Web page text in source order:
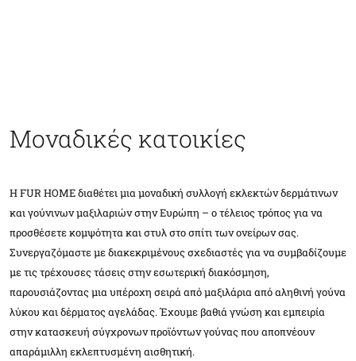
Μοναδικές κατοικίες
Η FUR HOME διαθέτει μια μοναδική συλλογή εκλεκτών δερμάτινων
και γούνινων μαξιλαριών στην Ευρώπη – ο τέλειος τρόπος για να
προσθέσετε κομψότητα και στυλ στο σπίτι των ονείρων σας.
Συνεργαζόμαστε με διακεκριμένους σχεδιαστές για να συμβαδίζουμε
με τις τρέχουσες τάσεις στην εσωτερική διακόσμηση,
παρουσιάζοντας μια υπέροχη σειρά από μαξιλάρια από αληθινή γούνα
λύκου και δέρματος αγελάδας. Έχουμε βαθιά γνώση και εμπειρία
στην κατασκευή σύγχρονων προϊόντων γούνας που αποπνέουν
απαράμιλλη εκλεπτυσμένη αισθητική.